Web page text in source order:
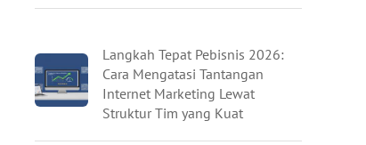
Langkah Tepat Pebisnis 2026:
Cara Mengatasi Tantangan
Internet Marketing Lewat
Struktur Tim yang Kuat